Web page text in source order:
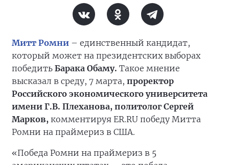
Митт Ромни – единственный кандидат,
который может на президентских выборах
победить Барака Обаму. Такое мнение
высказал в среду, 7 марта, проректор
Российского экономического университета
имени Г.В. Плеханова, политолог Сергей
Марков, комментируя ER.RU победу Митта
Ромни на праймериз в США.
«Победа Ромни на праймериз в 5